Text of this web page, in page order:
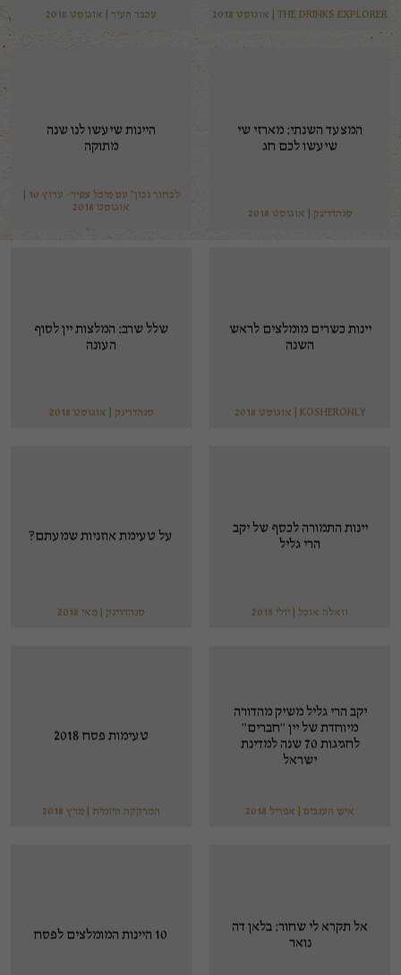
THE DRINKS EXPLORER | אוגוסט 2018 עכבר העיר | אוגוסט 2018
המצעד השנתי: מארזי שי
שיעשו לכם חג
סנהדרינק | אוגוסט 2018
היינות שיעשו לנו שנה
מתוקה
לבחור נכון" עם מיכל צפיר- ערוץ 10 |
אוגוסט 2018
יינות כשרים מומלצים לראש
השנה
KOSHERONLY | אוגוסט 2018
שלל שרב: המלצות יין לסוף
העונה
סנהדרינק | אוגוסט 2018
יינות התמורה לכסף של יקב
הרי גליל
וואלה אוכל | יולי 2018
על טעימת אוזניות שמעתם?
סנהדרינק | מאי 2018
יקב הרי גליל משיק מהדורה
מיוחדת של יין ''חברים''
לחגיגות 70 שנה למדינת
ישראל
איש הענבים | אפריל 2018
טעימות פסח 2018
המרקקה היומית | מרץ 2018
אל תקרא לי שחור: בלאן דה
נואר
10 היינות המומלצים לפסח